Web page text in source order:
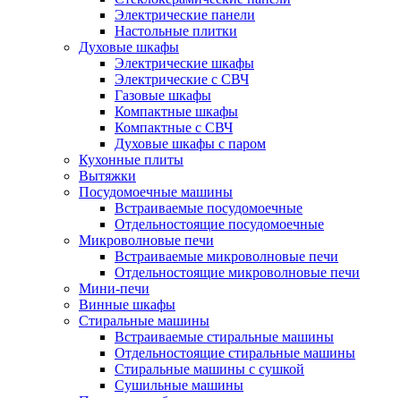
Электрические панели
Настольные плитки
Духовые шкафы
Электрические шкафы
Электрические с СВЧ
Газовые шкафы
Компактные шкафы
Компактные с СВЧ
Духовые шкафы с паром
Кухонные плиты
Вытяжки
Посудомоечные машины
Встраиваемые посудомоечные
Отдельностоящие посудомоечные
Микроволновые печи
Встраиваемые микроволновые печи
Отдельностоящие микроволновые печи
Мини-печи
Винные шкафы
Стиральные машины
Встраиваемые стиральные машины
Отдельностоящие стиральные машины
Стиральные машины с сушкой
Сушильные машины